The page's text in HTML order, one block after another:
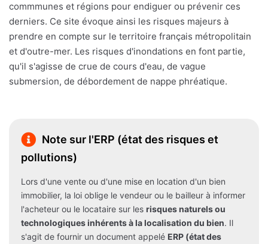
commmunes et régions pour endiguer ou prévenir ces
derniers. Ce site évoque ainsi les risques majeurs à
prendre en compte sur le territoire français métropolitain
et d'outre-mer. Les risques d'inondations en font partie,
qu'il s'agisse de crue de cours d'eau, de vague
submersion, de débordement de nappe phréatique.
Note sur l'ERP (état des risques et
pollutions)
Lors d'une vente ou d'une mise en location d'un bien
immobilier, la loi oblige le vendeur ou le bailleur à informer
l'acheteur ou le locataire sur les risques naturels ou
technologiques inhérents à la localisation du bien. Il
s'agit de fournir un document appelé ERP (état des